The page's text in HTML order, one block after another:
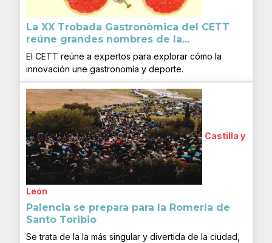
La XX Trobada Gastronòmica del CETT
reúne grandes nombres de la...
El CETT reúne a expertos para explorar cómo la
innovación une gastronomía y deporte.
Castilla y
León
Palencia se prepara para la Romería de
Santo Toribio
Se trata de la la más singular y divertida de la ciudad,